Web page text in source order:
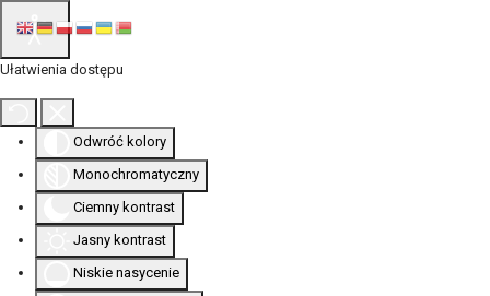
Ułatwienia dostępu
Odwróć kolory
Monochromatyczny
Ciemny kontrast
Jasny kontrast
Niskie nasycenie